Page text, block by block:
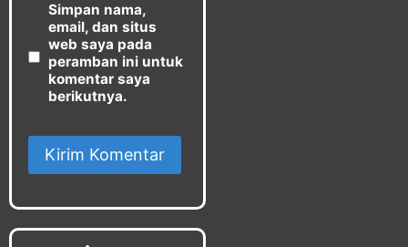
Simpan nama,
email, dan situs
web saya pada
peramban ini untuk
komentar saya
berikutnya.